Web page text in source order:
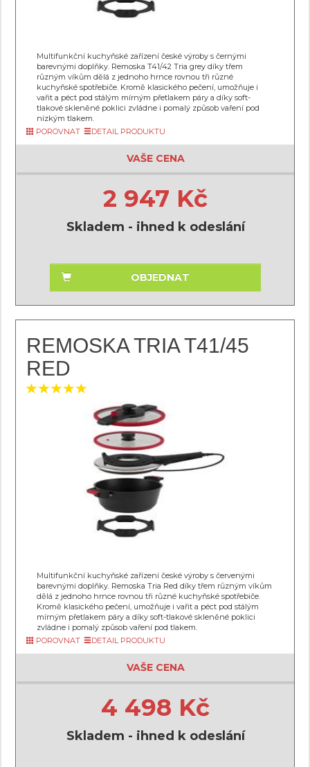
Multifunkční kuchyňské zařízení české výroby s černými
barevnými doplňky. Remoska T41/42 Tria grey díky třem
různým víkům dělá z jednoho hrnce rovnou tři různé
kuchyňské spotřebiče. Kromě klasického pečení, umožňuje i
vařit a péct pod stálým mírným přetlakem páry a díky soft-
tlakové skleněné poklici zvládne i pomalý způsob vaření pod
nízkým tlakem.
POROVNAT
DETAIL PRODUKTU
VAŠE CENA
2 947 Kč
Skladem - ihned k odeslání
OBJEDNAT
REMOSKA TRIA T41/45
RED
Multifunkční kuchyňské zařízení české výroby s červenými
barevnými doplňky. Remoska Tria Red díky třem různým víkům
dělá z jednoho hrnce rovnou tři různé kuchyňské spotřebiče.
Kromě klasického pečení, umožňuje i vařit a péct pod stálým
mírným přetlakem páry a díky soft-tlakové skleněné poklici
zvládne i pomalý způsob vaření pod tlakem.
POROVNAT
DETAIL PRODUKTU
VAŠE CENA
4 498 Kč
Skladem - ihned k odeslání